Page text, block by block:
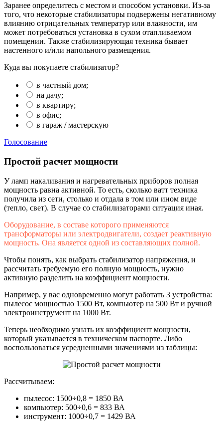
Заранее определитесь с местом и способом установки. Из-за
того, что некоторые стабилизаторы подвержены негативному
влиянию отрицательных температур или влажности, им
может потребоваться установка в сухом отапливаемом
помещении. Также стабилизирующая техника бывает
настенного и/или напольного размещения.
Куда вы покупаете стабилизатор?
в частный дом;
на дачу;
в квартиру;
в офис;
в гараж / мастерскую
Голосование
Простой расчет мощности
У ламп накаливания и нагревательных приборов полная
мощность равна активной. То есть, сколько ватт техника
получила из сети, столько и отдала в том или ином виде
(тепло, свет). В случае со стабилизаторами ситуация иная.
Оборудование, в составе которого применяются
трансформаторы или электродвигатели, создает реактивную
мощность. Она является одной из составляющих полной.
Чтобы понять, как выбрать стабилизатор напряжения, и
рассчитать требуемую его полную мощность, нужно
активную разделить на коэффициент мощности.
Например, у вас одновременно могут работать 3 устройства:
пылесос мощностью 1500 Вт, компьютер на 500 Вт и ручной
электроинструмент на 1000 Вт.
Теперь необходимо узнать их коэффициент мощности,
который указывается в техническом паспорте. Либо
воспользоваться усредненными значениями из таблицы:
Рассчитываем:
пылесос: 1500÷0,8 = 1850 ВА
компьютер: 500÷0,6 = 833 ВА
инструмент: 1000÷0,7 = 1429 ВА